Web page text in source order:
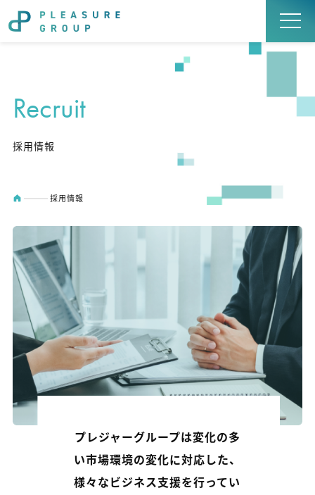
Recruit
採用情報
採用情報
プレジャーグループは変化の多
い市場環境の変化に対応した、
様々なビジネス支援を行ってい